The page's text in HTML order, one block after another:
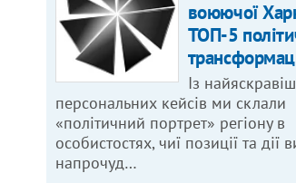
воюючої
ТОП-5
Із
персональних кейсів ми склали
«політичний портрет» регіону в
особистостях, чиї позиції та дії
напрочуд…